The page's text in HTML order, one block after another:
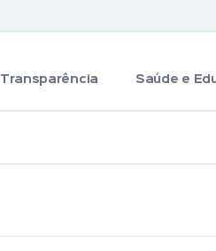
Transparência Saúde e